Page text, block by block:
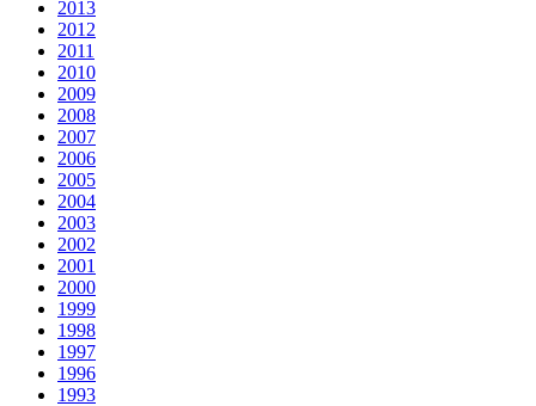
2013
2012
2011
2010
2009
2008
2007
2006
2005
2004
2003
2002
2001
2000
1999
1998
1997
1996
1993